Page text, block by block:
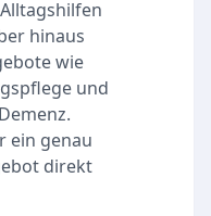
hinaus
wie
und
ein genau
direkt